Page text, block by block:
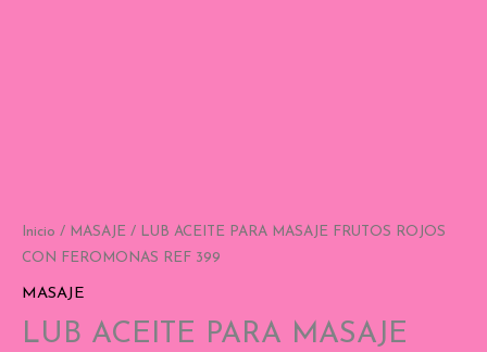
Inicio / MASAJE / LUB ACEITE PARA MASAJE FRUTOS ROJOS
CON FEROMONAS REF 399
MASAJE
LUB ACEITE PARA MASAJE